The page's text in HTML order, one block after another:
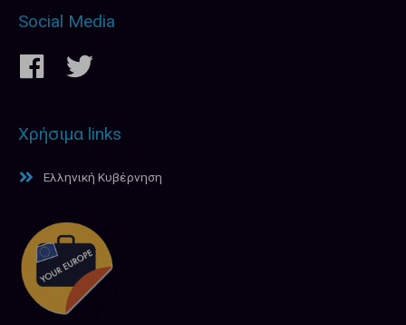
Social Media
Χρήσιμα links
Ελληνική Κυβέρνηση